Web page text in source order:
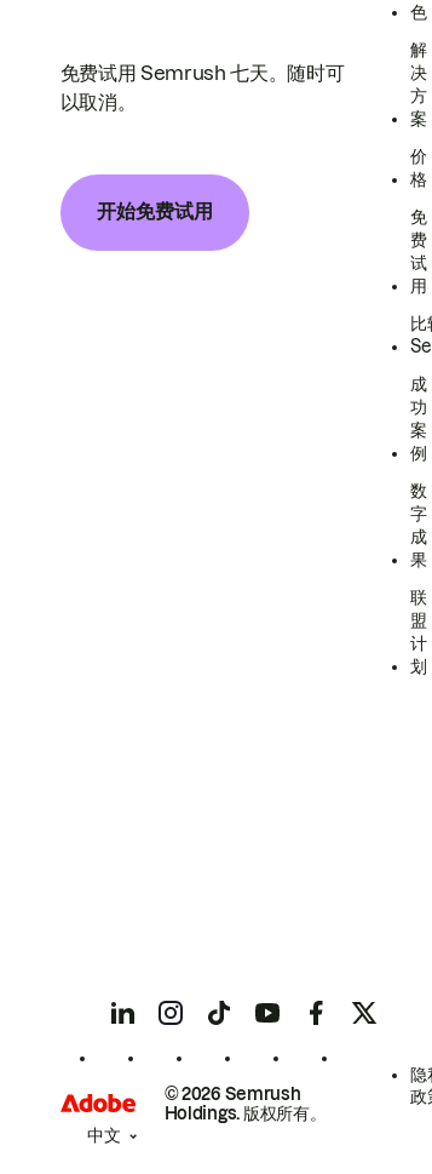
免费试用 Semrush 七天。随时可
以取消。
开始免费试用
色
解
决
方
案
价
格
免
费
试
用
比
成
功
案
例
数
字
成
果
联
盟
计
划
© 2026 Semrush
Holdings. 版权所有。
隐
政
中文